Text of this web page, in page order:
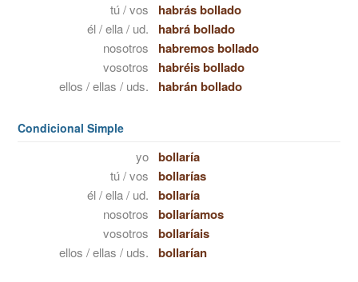
tú / vos habrás bollado
él / ella / ud. habrá bollado
nosotros habremos bollado
vosotros habréis bollado
ellos / ellas / uds. habrán bollado
Condicional Simple
yo bollaría
tú / vos bollarías
él / ella / ud. bollaría
nosotros bollaríamos
vosotros bollaríais
ellos / ellas / uds. bollarían